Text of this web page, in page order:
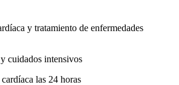
y tratamiento de enfermedades
cuidados intensivos
las 24 horas